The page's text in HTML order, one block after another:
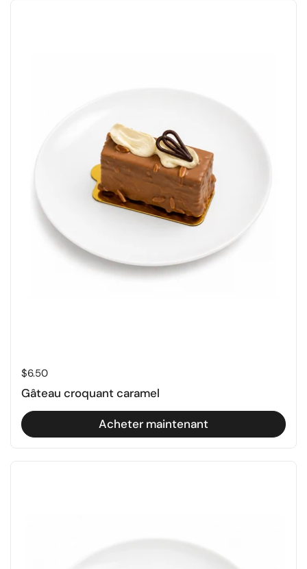
Prix régulier
$6.50
Gâteau croquant caramel
Acheter maintenant